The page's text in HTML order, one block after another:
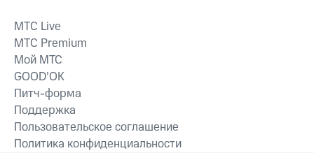
MTС Live
MTС Premium
Мой МТС
GOOD’OK
Питч-форма
Поддержка
Пользовательское соглашение
Политика конфиденциальности